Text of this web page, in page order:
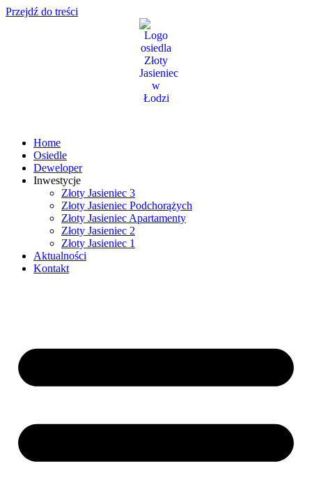
Przejdź do treści
Home
Osiedle
Deweloper
Inwestycje
Złoty Jasieniec 3
Złoty Jasieniec Podchorążych
Złoty Jasieniec Apartamenty
Złoty Jasieniec 2
Złoty Jasieniec 1
Aktualności
Kontakt